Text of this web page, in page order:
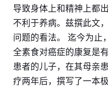
导致身体上和精神上都
不利于养病。兹撰此文
问题的看法。 迄今为止
全素食对癌症的康复是
患者的儿子，在其母亲
疗两年后，撰写了一本